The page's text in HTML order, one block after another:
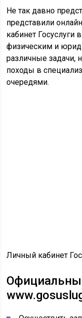
Не так давно
представили
кабинет Госуслуги
физическим и
различные задачи,
походы в
очередями.
Осуществить
Оплатить
Записаться в
Оплатить